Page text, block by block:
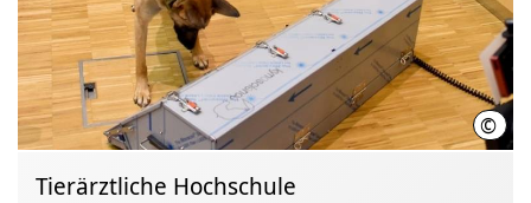
©
Tierärztliche Hochschule